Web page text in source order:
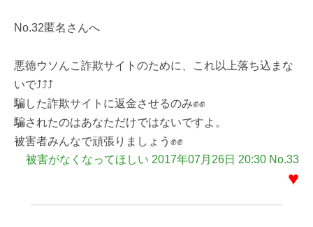
No.32匿名さんへ
悪徳ウソんこ詐欺サイトのために、これ以上落ち込まな
いで⤴⤴⤴
騙した詐欺サイトに返金させるのみ✊✊
騙されたのはあなただけではないですよ。
被害者みんなで頑張りましょう✊✊
被害がなくなってほしい 2017年07月26日 20:30 No.33
♥